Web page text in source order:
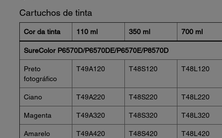
Cartuchos de tinta
Cor da tinta 110 ml 350 ml 700 ml
SureColor P6570D/P6570DE/P6570E/P8570D
Preto
fotográfico
T49A120 T48S120 T48L120
Ciano T49A220 T48S220 T48L220
Magenta T49A320 T48S320 T48L320
Amarelo T49A420 T48S420 T48L420